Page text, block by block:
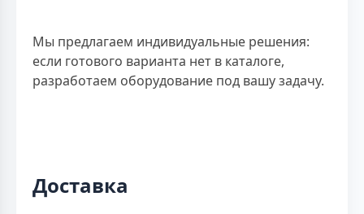
Мы предлагаем индивидуальные решения:
если готового варианта нет в каталоге,
разработаем оборудование под вашу задачу.
Доставка